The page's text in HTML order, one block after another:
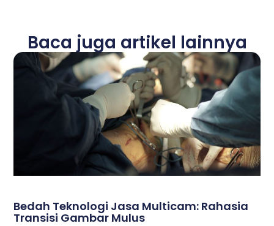
Baca juga artikel lainnya
Bedah Teknologi Jasa Multicam: Rahasia
Transisi Gambar Mulus